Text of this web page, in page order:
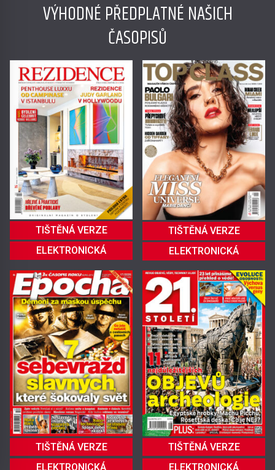
VÝHODNÉ PŘEDPLATNÉ NAŠICH
ČASOPISŮ
TIŠTĚNÁ VERZE
ELEKTRONICKÁ
TIŠTĚNÁ VERZE
ELEKTRONICKÁ
TIŠTĚNÁ VERZE
ELEKTRONICKÁ
TIŠTĚNÁ VERZE
ELEKTRONICKÁ